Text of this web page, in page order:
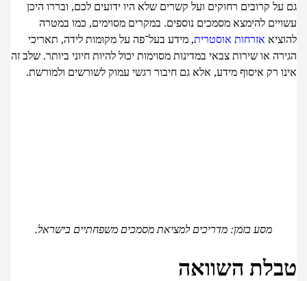
קרובים רחוקים ועל קשרים שלא היו ידועים לכם, ובררו היכן
להימצא מסמכים נוספים. במקרים מסוימים, כמו במטרה
אזרחות אוסטרית, מידע בעל־פה על מקומות לידה, תאריכי
או שירות צבאי במדינות מסוימות יכול להיות חיוני ביותר. שלב זה
רק איסוף מידע, אלא גם חיבור רגשי עמוק לשורשים ולמורשת.
מסע בזמן: מדריכים למציאת מסמכים משפחתיים בישראל.
השוואה